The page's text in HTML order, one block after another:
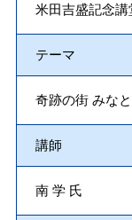
米田吉盛記念講
テーマ
奇跡の街 みな
講師
南 学 氏